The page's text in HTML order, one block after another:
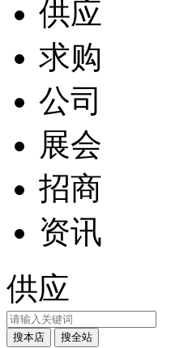
供应
求购
公司
展会
招商
资讯
供应